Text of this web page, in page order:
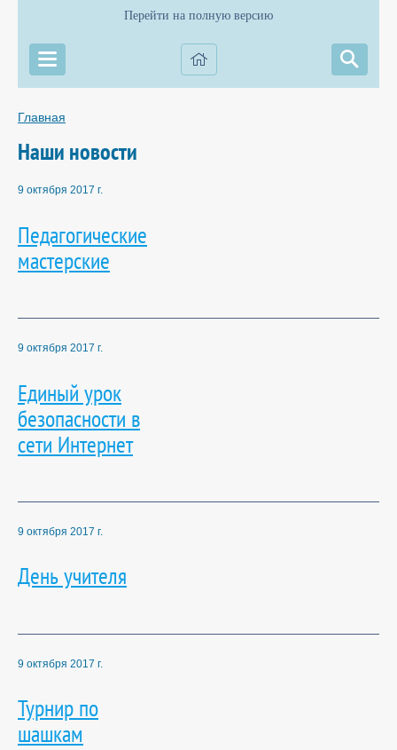
Перейти на полную версию
Главная
Наши новости
9 октября 2017 г.
Педагогические
мастерские
9 октября 2017 г.
Единый урок
безопасности в
сети Интернет
9 октября 2017 г.
День учителя
9 октября 2017 г.
Турнир по
шашкам